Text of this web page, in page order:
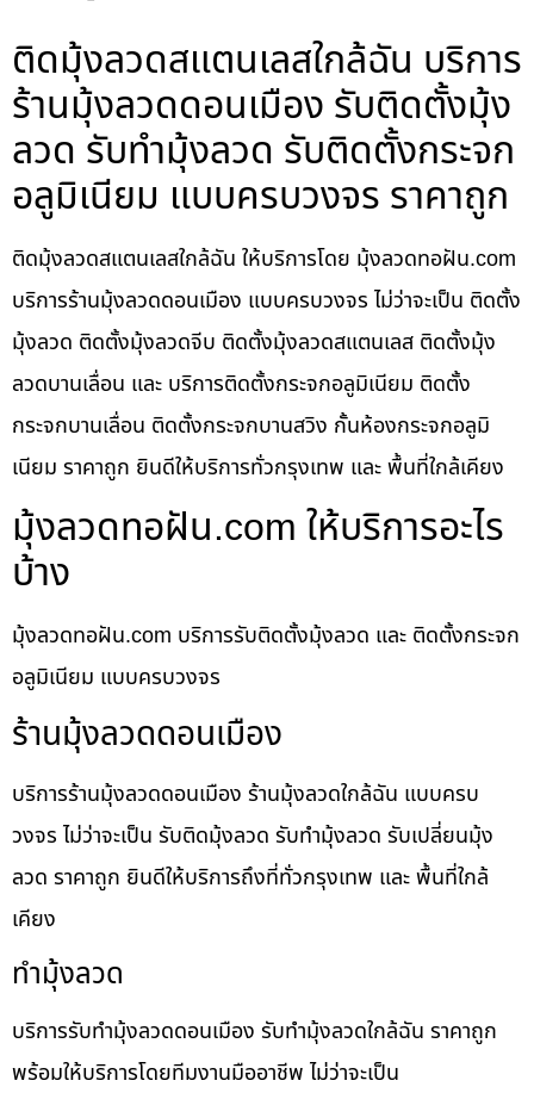
ติดมุ้งลวดสแตนเลสใกล้ฉัน บริการ
ร้านมุ้งลวดดอนเมือง รับติดตั้งมุ้ง
ลวด รับทำมุ้งลวด รับติดตั้งกระจก
อลูมิเนียม แบบครบวงจร ราคาถูก
ติดมุ้งลวดสแตนเลสใกล้ฉัน ให้บริการโดย มุ้งลวดทอฝัน.com
บริการร้านมุ้งลวดดอนเมือง แบบครบวงจร ไม่ว่าจะเป็น ติดตั้ง
มุ้งลวด ติดตั้งมุ้งลวดจีบ ติดตั้งมุ้งลวดสแตนเลส ติดตั้งมุ้ง
ลวดบานเลื่อน และ บริการติดตั้งกระจกอลูมิเนียม ติดตั้ง
กระจกบานเลื่อน ติดตั้งกระจกบานสวิง กั้นห้องกระจกอลูมิ
เนียม ราคาถูก ยินดีให้บริการทั่วกรุงเทพ และ พื้นที่ใกล้เคียง
มุ้งลวดทอฝัน.com ให้บริการอะไร
บ้าง
มุ้งลวดทอฝัน.com บริการรับติดตั้งมุ้งลวด และ ติดตั้งกระจก
อลูมิเนียม แบบครบวงจร
ร้านมุ้งลวดดอนเมือง
บริการร้านมุ้งลวดดอนเมือง ร้านมุ้งลวดใกล้ฉัน แบบครบ
วงจร ไม่ว่าจะเป็น รับติดมุ้งลวด รับทำมุ้งลวด รับเปลี่ยนมุ้ง
ลวด ราคาถูก ยินดีให้บริการถึงที่ทั่วกรุงเทพ และ พื้นที่ใกล้
เคียง
ทำมุ้งลวด
บริการรับทำมุ้งลวดดอนเมือง รับทำมุ้งลวดใกล้ฉัน ราคาถูก
พร้อมให้บริการโดยทีมงานมืออาชีพ ไม่ว่าจะเป็น